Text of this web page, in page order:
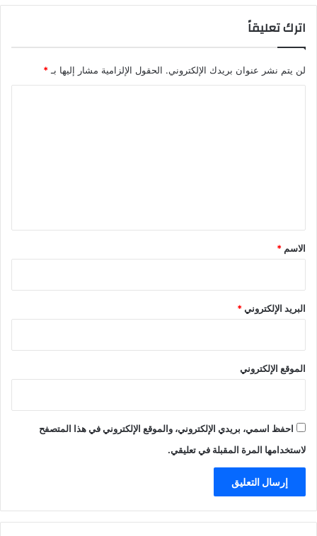
اترك تعليقاً
لن يتم نشر عنوان بريدك الإلكتروني. الحقول الإلزامية مشار إليها بـ *
*
الاسم *
البريد الإلكتروني*
الموقع الإلكتروني
احفظ اسمي، بريدي الإلكتروني، والموقع الإلكتروني في هذا المتصفح
لاستخدامها المرة المقبلة في تعليقي.